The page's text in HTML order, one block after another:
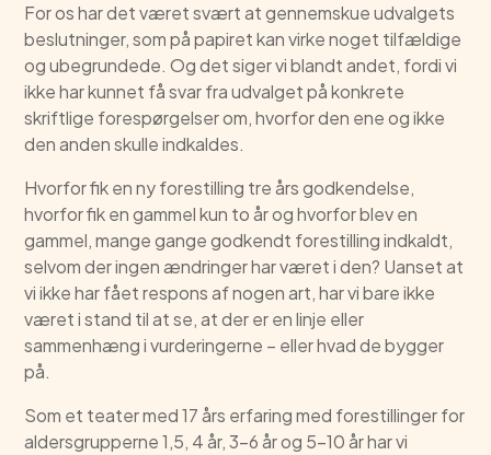
For os har det været svært at gennemskue udvalgets
beslutninger, som på papiret kan virke noget tilfældige
og ubegrundede. Og det siger vi blandt andet, fordi vi
ikke har kunnet få svar fra udvalget på konkrete
skriftlige forespørgelser om, hvorfor den ene og ikke
den anden skulle indkaldes.
Hvorfor fik en ny forestilling tre års godkendelse,
hvorfor fik en gammel kun to år og hvorfor blev en
gammel, mange gange godkendt forestilling indkaldt,
selvom der ingen ændringer har været i den? Uanset at
vi ikke har fået respons af nogen art, har vi bare ikke
været i stand til at se, at der er en linje eller
sammenhæng i vurderingerne – eller hvad de bygger
på.
Som et teater med 17 års erfaring med forestillinger for
aldersgrupperne 1,5, 4 år, 3-6 år og 5-10 år har vi